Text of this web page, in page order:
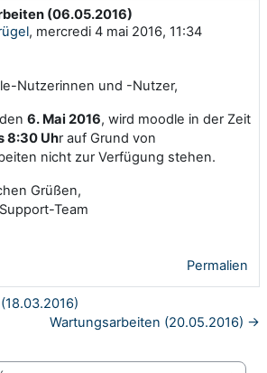
(06.05.2016)
, mercredi 4 mai 2016, 11:34
: 0
Nutzerinnen und -Nutzer,
6. Mai 2016, wird moodle in der Zeit
8:30 Uhr auf Grund von
nicht zur Verfügung stehen.
Grüßen,
Team
Permalien
Wartungsarbeiten (20.05.2016) →